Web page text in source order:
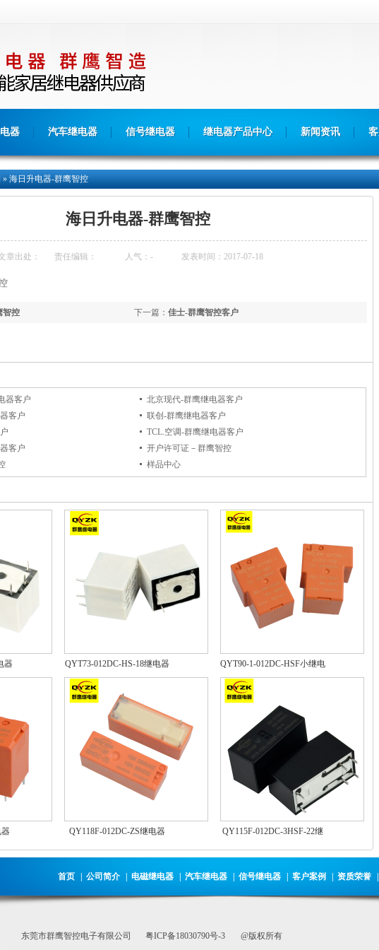
器 汽车继电器 信号继电器 继电器产品中心 新闻资讯
»海日升电器-群鹰智控
海日升电器-群鹰智控
章出处： 责任编辑： 人气： - 发表时间：2017-07-18
下一篇： 佳士-群鹰智控客户
智控
器客户
北京现代-群鹰继电器客户
客户
联创-群鹰继电器客户
TCL.空调-群鹰继电器客户
客户
开户许可证－群鹰智控
样品中心
器 QYT73-012DC-HS-18继电器
QYT90-1-012DC-HSF小继电
器
QY118F-012DC-ZS继电器
QY115F-012DC-3HSF-22继
首页 公司简介 电磁继电器 汽车继电器 信号继电器 客户案例 资质荣誉
东莞市群鹰智控电子有限公司 粤ICP备18030790号-3 @版权所有